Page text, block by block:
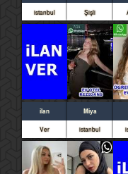
istanbul Şişli
ilan
Ver
Miya
istanbul